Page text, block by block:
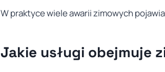
W praktyce wiele awarii zimowych
Jakie usługi obejmuje